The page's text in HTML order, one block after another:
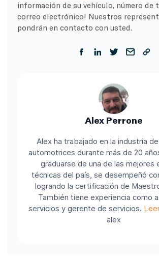
información de su vehículo, número de
correo electrónico! Nuestros
pondrán en contacto con usted.
Alex Perrone
Alex ha trabajado en la industria
automotrices durante más de 20
graduarse de una de las mejores
técnicas del país, se desempeñó
logrando la certificación de
También tiene experiencia como
servicios y gerente de servicios.
alex